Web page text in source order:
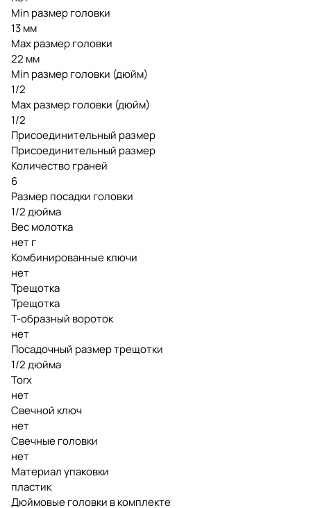
Min размер головки
13 мм
Max размер головки
22 мм
Min размер головки (дюйм)
1/2
Max размер головки (дюйм)
1/2
Присоединительный размер
Присоединительный размер
Количество граней
6
Размер посадки головки
1/2 дюйма
Вес молотка
нет г
Комбинированные ключи
нет
Трещотка
Трещотка
Т-образный вороток
нет
Посадочный размер трещотки
1/2 дюйма
Torx
нет
Свечной ключ
нет
Свечные головки
нет
Материал упаковки
пластик
Дюймовые головки в комплекте